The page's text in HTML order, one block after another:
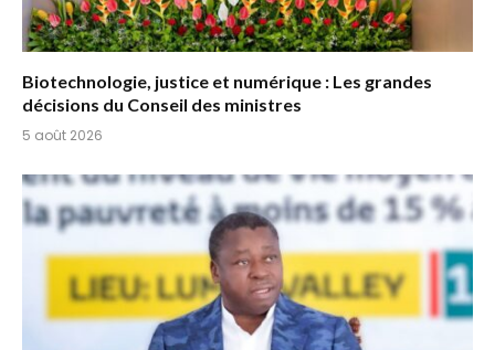
Biotechnologie, justice et numérique : Les grandes
décisions du Conseil des ministres
5 août 2026